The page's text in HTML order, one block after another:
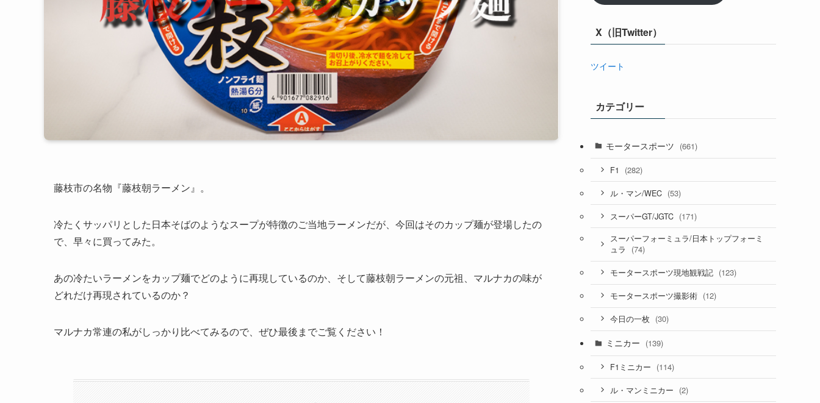
藤枝市の名物『藤枝朝ラーメン』。
冷たくサッパリとした日本そばのようなスープが特徴のご当地ラーメンだが、今回はそのカップ麺が登場したの
で、早々に買ってみた。
あの冷たいラーメンをカップ麺でどのように再現しているのか、そして藤枝朝ラーメンの元祖、マルナカの味が
どれだけ再現されているのか？
マルナカ常連の私がしっかり比べてみるので、ぜひ最後までご覧ください！
X（旧Twitter）
ツイート
カテゴリー
モータースポーツ (661)
F1 (282)
ル・マン/WEC (53)
スーパーGT/JGTC (171)
スーパーフォーミュラ/日本トップフォーミ
ュラ
(74)
モータースポーツ現地観戦記 (123)
モータースポーツ撮影術 (12)
今日の一枚 (30)
ミニカー (139)
F1ミニカー (114)
ル・マンミニカー (2)